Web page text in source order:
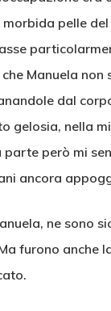
pelle
Manuela
dal
gelosia, nella
parte però mi
ancora
ne sono
furono anche